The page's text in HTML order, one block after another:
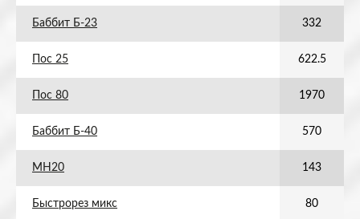
Баббит Б-23 332
Пос 25 622.5
Пос 80 1970
Баббит Б-40 570
МН20 143
Быстрорез микс 80